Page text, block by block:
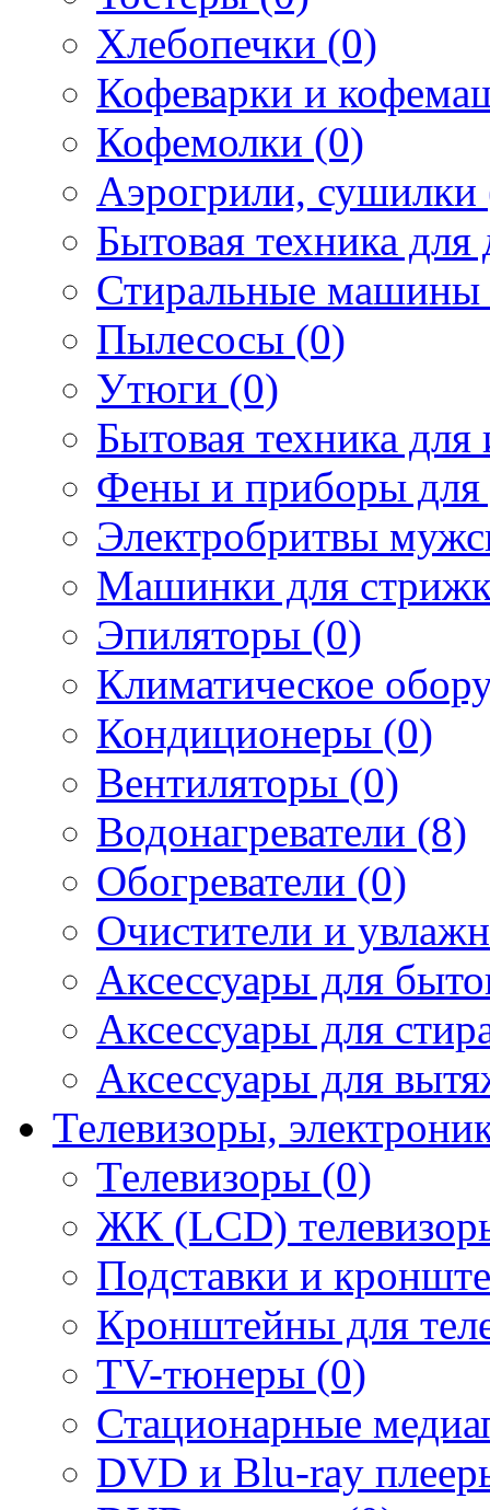
Хлебопечки (0)
Кофеварки и
Кофемолки (0)
Аэрогрили, сушилки
Бытовая техника
Стиральные машины
Пылесосы (0)
Утюги (0)
Бытовая техника
Фены и приборы для
Электробритвы
Машинки для
Эпиляторы (0)
Климатическое
Кондиционеры (0)
Вентиляторы (0)
Водонагреватели (8)
Обогреватели (0)
Очистители и
Аксессуары для
Аксессуары для
Аксессуары для
Телевизоры,
Телевизоры (0)
ЖК (LCD)
Подставки и
Кронштейны для
TV-тюнеры (0)
Стационарные
DVD и Blu-ray